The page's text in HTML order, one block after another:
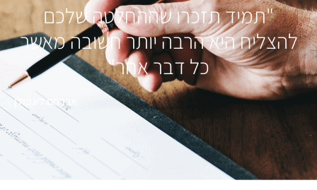
"תמיד תזכרו שההחלטה שלכם
להצליח היא הרבה יותר חשובה מאשר
כל דבר אחר"
אברהם לינקולן